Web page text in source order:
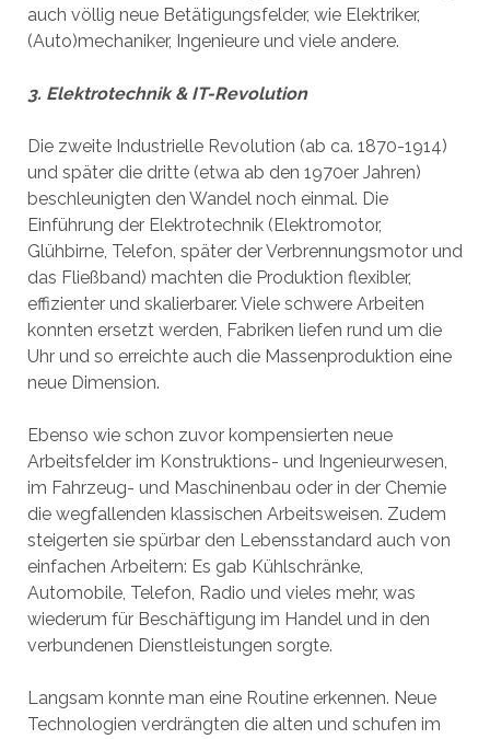
auch völlig neue Betätigungsfelder, wie Elektriker,
(Auto)mechaniker, Ingenieure und viele andere.
3. Elektrotechnik & IT-Revolution
Die zweite Industrielle Revolution (ab ca. 1870-1914)
und später die dritte (etwa ab den 1970er Jahren)
beschleunigten den Wandel noch einmal. Die
Einführung der Elektrotechnik (Elektromotor,
Glühbirne, Telefon, später der Verbrennungsmotor und
das Fließband) machten die Produktion flexibler,
effizienter und skalierbarer. Viele schwere Arbeiten
konnten ersetzt werden, Fabriken liefen rund um die
Uhr und so erreichte auch die Massenproduktion eine
neue Dimension.
Ebenso wie schon zuvor kompensierten neue
Arbeitsfelder im Konstruktions- und Ingenieurwesen,
im Fahrzeug- und Maschinenbau oder in der Chemie
die wegfallenden klassischen Arbeitsweisen. Zudem
steigerten sie spürbar den Lebensstandard auch von
einfachen Arbeitern: Es gab Kühlschränke,
Automobile, Telefon, Radio und vieles mehr, was
wiederum für Beschäftigung im Handel und in den
verbundenen Dienstleistungen sorgte.
Langsam konnte man eine Routine erkennen. Neue
Technologien verdrängten die alten und schufen im